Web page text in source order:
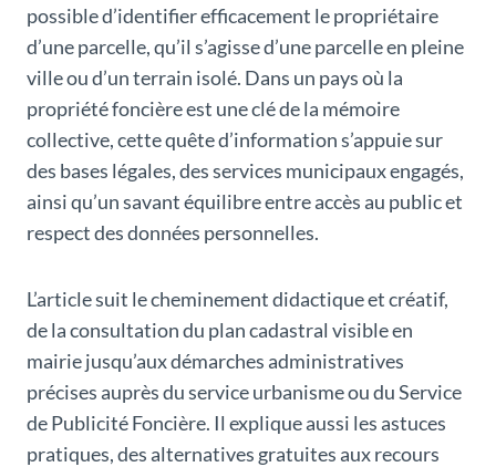
possible d’identifier efficacement le propriétaire
d’une parcelle, qu’il s’agisse d’une parcelle en pleine
ville ou d’un terrain isolé. Dans un pays où la
propriété foncière est une clé de la mémoire
collective, cette quête d’information s’appuie sur
des bases légales, des services municipaux engagés,
ainsi qu’un savant équilibre entre accès au public et
respect des données personnelles.
L’article suit le cheminement didactique et créatif,
de la consultation du plan cadastral visible en
mairie jusqu’aux démarches administratives
précises auprès du service urbanisme ou du Service
de Publicité Foncière. Il explique aussi les astuces
pratiques, des alternatives gratuites aux recours